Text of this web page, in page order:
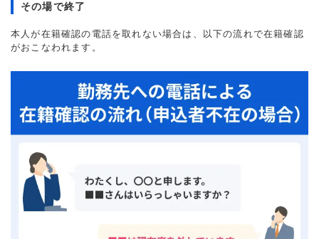
その場で終了
本人が在籍確認の電話を取れない場合は、以下の流れで在籍確認
がおこなわれます。